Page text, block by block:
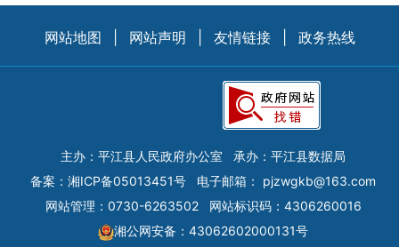
网站地图 网站声明 友情链接 政务热线
主办：平江县人民政府办公室
承办：平江县数据局
备案： 湘ICP备05013451号 电子邮箱： pjzwgkb@163.com
网站管理：0730-6263502
网站标识码：4306260016
湘公网安备：43062602000131号